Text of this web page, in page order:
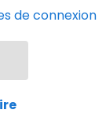
de connexion